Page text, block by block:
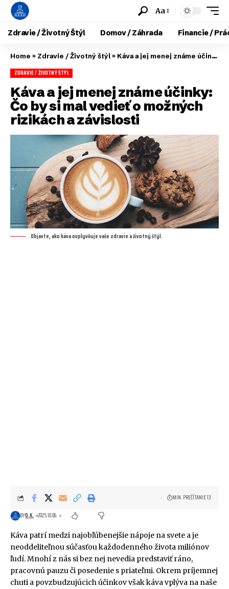
Aa
Zdravie / Životný Štýl Domov / Záhrada Financie /
Home » Zdravie / Životný štýl» Káva a jej menej známe účinky: Čo by si mal vedieť o možných rizikách a závislosti
ZDRAVIE / ŽIVOTNÝ ŠTÝL
Káva a jej menej známe účinky:
Čo by si mal vedieť o možných
rizikách a závislosti
Objavte, ako káva ovplyvňuje vaše zdravie a životný štýl.
BYO.K. 2025.10.06.
MIN. PREČÍTANIE 13
Káva patrí medzi najobľúbenejšie nápoje na svete a je
neoddeliteľnou súčasťou každodenného života miliónov
ľudí. Mnohí z nás si bez nej nevedia predstaviť ráno,
pracovnú pauzu či posedenie s priateľmi. Okrem príjemnej
chuti a povzbudzujúcich účinkov však káva vplýva na naše